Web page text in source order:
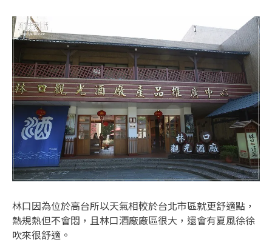
林口因為位於高台所以天氣相較於台北市區就更舒適點，
熱規熱但不會悶，且林口酒廠廠區很大，還會有夏風徐徐
吹來很舒適。